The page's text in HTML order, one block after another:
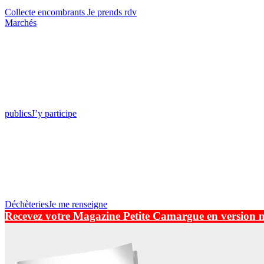
Collecte encombrants Je prends rdv
Marchés
publicsJ’y participe
DéchèteriesJe me renseigne
Recevez votre Magazine Petite Camargue en version